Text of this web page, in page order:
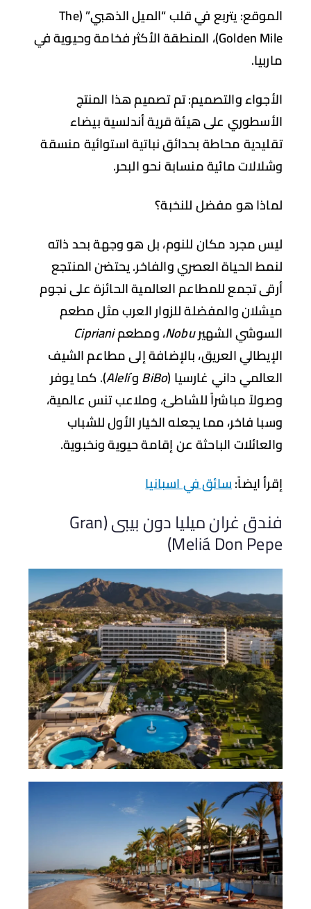
يتربع في قلب “الميل الذهبي” (The
Golden Mile)، المنطقة الأكثر فخامة وحيوية في
والتصميم:تم تصميم هذا المنتج
على هيئة قرية أندلسية بيضاء
محاطة بحدائق نباتية استوائية منسقة
مائية منسابة نحو البحر.
هو مفضل للنخبة؟
مجرد مكان للنوم، بل هو وجهة بحد ذاته
الحياة العصري والفاخر. يحتضن المنتجع
تجمع للمطاعم العالمية الحائزة على نجوم
والمفضلة للزوار العرب مثل مطعم
الشهيرNobu، ومطعمCipriani
العريق، بالإضافة إلى مطاعم الشيف
داني غارسيا (BiBoوAlelí). كما يوفر
مباشراً للشاطئ، وملاعب تنس عالمية،
فاخر، مما يجعله الخيار الأول للشباب
الباحثة عن إقامة حيوية ونخبوية.
ايضاً:سائق في اسبانيا
فندق غران ميليا دون بيبى (Gran
Meliá Don